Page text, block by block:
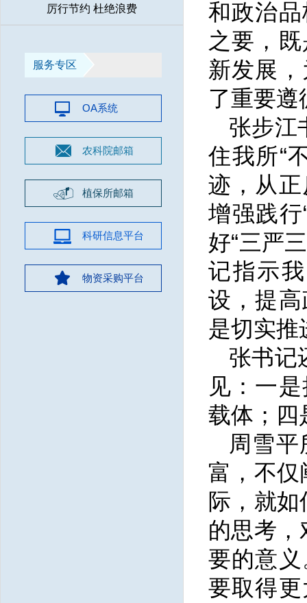
厉行节约 杜绝浪费
服务专区
OA系统
农科院邮箱
植保所邮箱
科研信息平台
物资采购平台
和政治
之要，
新发展
了重要遵
张步江
住我所“
迹，从
增强践
好“三严
记指示
设，提
是切实推
张书记
见：一
载体；四
周雪
富，不仅
际，就
的思考，
要的意
要取得